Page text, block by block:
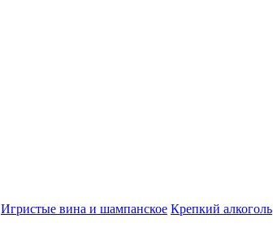
Игристые вина и шампанское Крепкий алкоголь